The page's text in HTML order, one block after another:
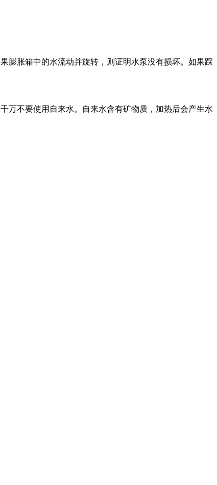
膨胀箱中的水流动并旋转，则证明水泵没有损坏。如果踩
万不要使用自来水。自来水含有矿物质，加热后会产生水